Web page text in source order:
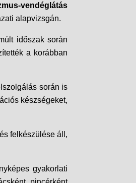
vendéglátás
alapvizsgán.
időszak során
a korábban
során is
készségeket,
felkészülése áll,
gyakorlati